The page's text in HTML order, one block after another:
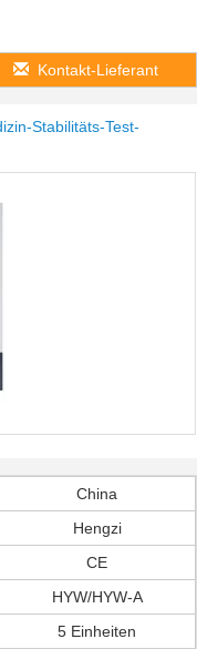
Kontakt-Lieferant
Stabilitäts-Test-
China
Hengzi
CE
HYW/HYW-A
5 Einheiten